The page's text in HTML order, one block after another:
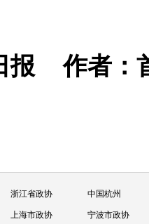
日报作者：
浙江省政协 中国杭州
上海市政协 宁波市政协